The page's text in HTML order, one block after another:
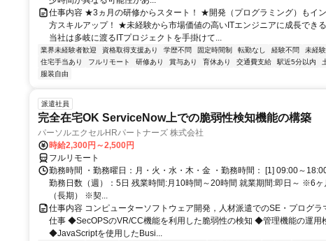
仕事内容 ★3ヵ月の研修からスタート！ ★開発（プログラミング）もイ
方スキルアップ！ ★未経験から市場価値の高いITエンジニアに成長できる
当社は多岐に渡るITプロジェクトを手掛けて...
業界未経験者歓迎 資格取得支援あり 学歴不問 固定時間制 転勤なし 経験不問
未経
住宅手当あり
フルリモート 研修あり 賞与あり 育休あり 交通費支給 駅近5分以内
服装自由
派遣社員
完全在宅OK ServiceNow上での脆弱性検知機能の構築
パーソルエクセルHRパートナーズ 株式会社
時給2,300円～2,500円
フルリモート
勤務時間 ・勤務曜日：月・火・水・木・金 ・勤務時間： [1] 09:00～
勤務日数（週）：5日 残業時間:月10時間～20時間 就業期間:即日～ ※6ヶ
（長期） ※契...
仕事内容 コンピューターソフトウェア開発，人材派遣でのSE・プログラ
仕事 ◆SecOPSのVR/CC機能を利用した脆弱性の検知 ◆管理機能の運用
◆JavaScriptを使用したBusi...